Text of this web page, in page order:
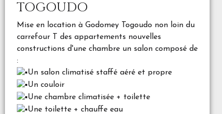
TOGOUDO
Mise en location à Godomey Togoudo non loin du
carrefour T des appartements nouvelles
constructions d'une chambre un salon composé de
:
Un salon climatisé staffé aéré et propre
Un couloir
Une chambre climatisée + toilette
Une toilette + chauffe eau